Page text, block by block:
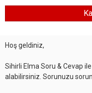
Hoş geldiniz,
Sihirli Elma Soru & Cevap
alabilirsiniz. Sorunuzu